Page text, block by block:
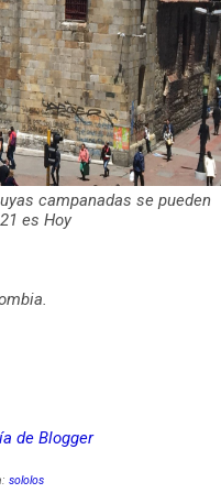
campanadas se pueden
es Hoy
de Blogger
sololos